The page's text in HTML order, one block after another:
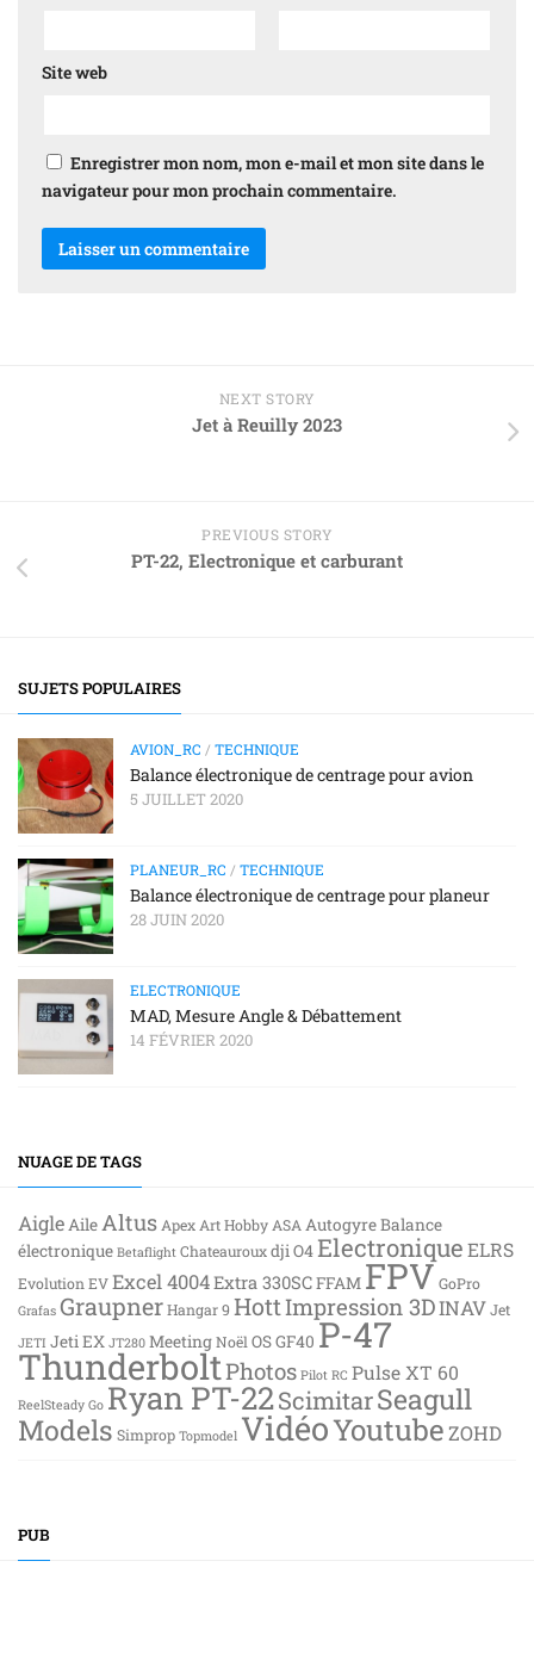
Site web
Enregistrer mon nom, mon e-mail et mon site dans le
navigateur pour mon prochain commentaire.
NEXT STORY
Jet à Reuilly 2023
PREVIOUS STORY
PT-22, Electronique et carburant
SUJETS POPULAIRES
AVION_RC / TECHNIQUE
Balance électronique de centrage pour avion
5 JUILLET 2020
PLANEUR_RC / TECHNIQUE
Balance électronique de centrage pour planeur
28 JUIN 2020
ELECTRONIQUE
MAD, Mesure Angle & Débattement
14 FÉVRIER 2020
NUAGE DE TAGS
AigleAileAltus Apex Art Hobby ASA AutogyreBalance
électronique Betaflight Chateaurouxdji O4Electronique ELRS
Evolution EVExcel 4004Extra 330SCFFAM FPVGoPro
Grafas GraupnerHangar 9 HottImpression 3DINAVJet
JETI Jeti EX JT280 MeetingNoël OS GF40 P-47
ThunderboltPhotos Pilot RC Pulse XT 60
ReelSteady Go Ryan PT-22ScimitarSeagull
Models Simprop Topmodel VidéoYoutube ZOHD
PUB